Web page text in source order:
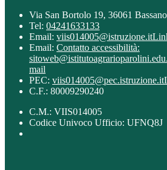
Via San Bortolo 19, 36061
Tel: 04241633133
Email: viis014005@istruzione.it
Email: Contatto accessibilità:
mail
PEC: viis014005@pec.istruzione.it
C.F.: 80009290240
C.M.: VIIS014005
Codice Univoco Ufficio: UFNQ8J